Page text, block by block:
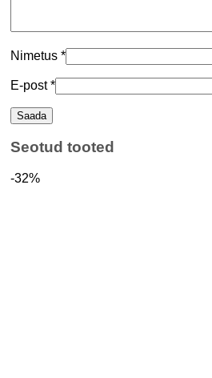
Nimetus *
E-post*
Seotud tooted
-32%